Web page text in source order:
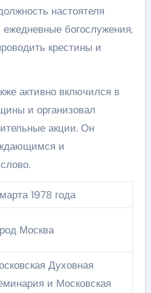
настоятеля
богослужения,
крестины и
активно включился в
и организовал
акции. Он
и
1978 года
Москва
Духовная
и Московская